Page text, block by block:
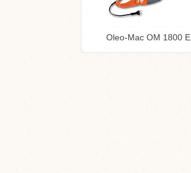
Oleo-Mac OM 1800 E